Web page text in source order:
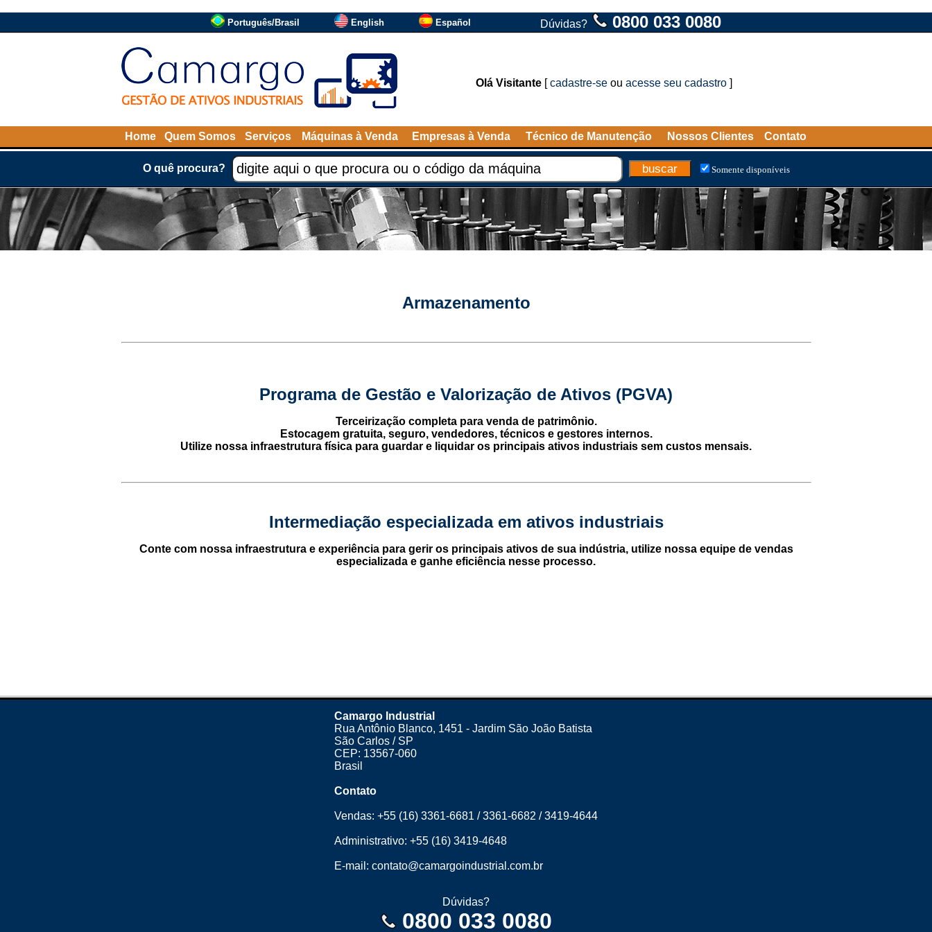
Português/Brasil English Español Dúvidas? 0800 033 0080
Olá Visitante [cadastre-se ou acesse seu cadastro ]
Home Quem Somos Serviços Máquinas à Venda Empresas à Venda Técnico de Manutenção Nossos Clientes Contato
O quê procura? Somente disponíveis
Armazenamento
Programa de Gestão e Valorização de Ativos (PGVA)
Terceirização completa para venda de patrimônio.
Estocagem gratuita, seguro, vendedores, técnicos e gestores internos.
Utilize nossa infraestrutura física para guardar e liquidar os principais ativos industriais sem custos mensais.
Intermediação especializada em ativos industriais
Conte com nossa infraestrutura e experiência para gerir os principais ativos de sua indústria, utilize nossa equipe de vendas
especializada e ganhe eficiência nesse processo.
Camargo Industrial
Rua Antônio Blanco, 1451 - Jardim São João Batista
São Carlos / SP
CEP: 13567-060
Brasil
Contato
Vendas: +55 (16) 3361-6681 /3361-6682 /3419-4644
Administrativo: +55 (16) 3419-4648
E-mail: contato@camargoindustrial.com.br
Dúvidas?
0800 033 0080